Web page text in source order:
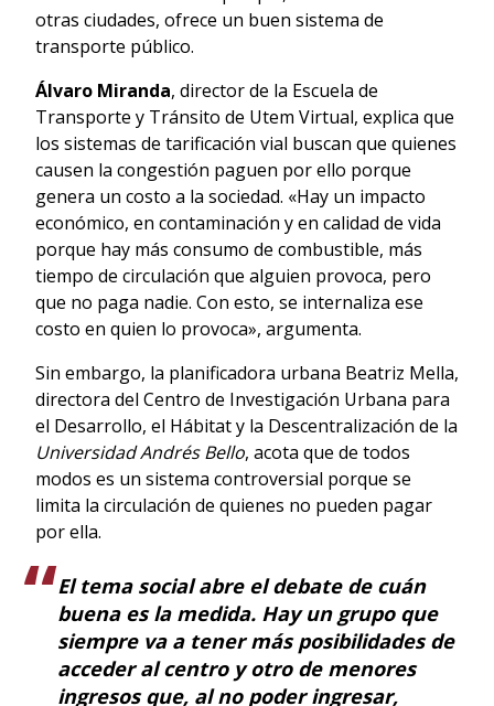
otras ciudades, ofrece un buen sistema de
transporte público.
Álvaro Miranda, director de la Escuela de
Transporte y Tránsito de Utem Virtual, explica que
los sistemas de tarificación vial buscan que quienes
causen la congestión paguen por ello porque
genera un costo a la sociedad. «Hay un impacto
económico, en contaminación y en calidad de vida
porque hay más consumo de combustible, más
tiempo de circulación que alguien provoca, pero
que no paga nadie. Con esto, se internaliza ese
costo en quien lo provoca», argumenta.
Sin embargo, la planificadora urbana Beatriz Mella,
directora del Centro de Investigación Urbana para
el Desarrollo, el Hábitat y la Descentralización de la
Universidad Andrés Bello, acota que de todos
modos es un sistema controversial porque se
limita la circulación de quienes no pueden pagar
por ella.
El tema social abre el debate de cuán
buena es la medida. Hay un grupo que
siempre va a tener más posibilidades de
acceder al centro y otro de menores
ingresos que, al no poder ingresar,